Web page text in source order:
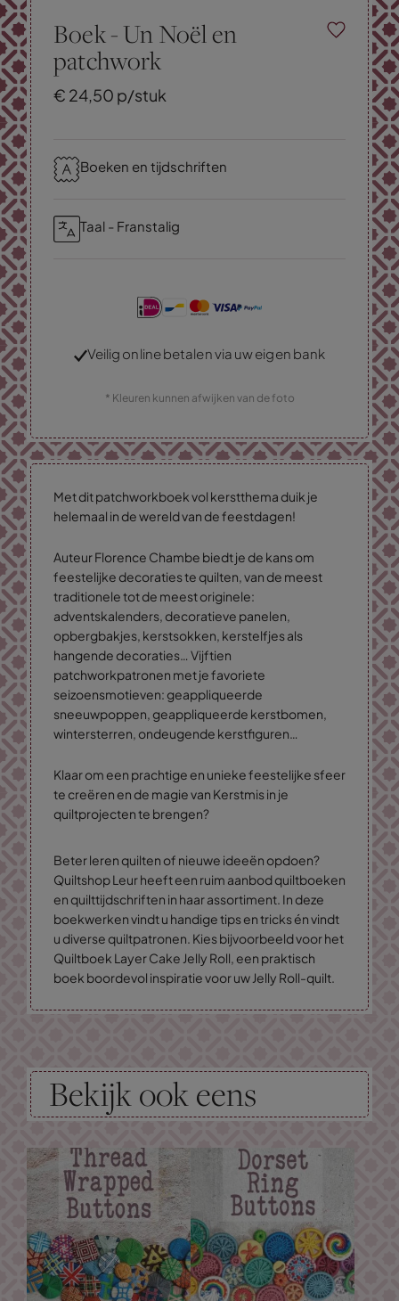
Boek - Un Noël en
patchwork
€ 24,50 p/stuk
Boeken en tijdschriften
Taal - Franstalig
Veilig online betalen via uw eigen bank
* Kleuren kunnen afwijken van de foto
Met dit patchworkboek vol kerstthema duik je
helemaal in de wereld van de feestdagen!
Auteur Florence Chambe biedt je de kans om
feestelijke decoraties te quilten, van de meest
traditionele tot de meest originele:
adventskalenders, decoratieve panelen,
opbergbakjes, kerstsokken, kerstelfjes als
hangende decoraties… Vijftien
patchworkpatronen met je favoriete
seizoensmotieven: geappliqueerde
sneeuwpoppen, geappliqueerde kerstbomen,
wintersterren, ondeugende kerstfiguren…
Klaar om een ​​prachtige en unieke feestelijke sfeer
te creëren en de magie van Kerstmis in je
quiltprojecten te brengen?
Beter leren quilten of nieuwe ideeën opdoen?
Quiltshop Leur heeft een ruim aanbod quiltboeken
en quilttijdschriften in haar assortiment. In deze
boekwerken vindt u handige tips en tricks én vindt
u diverse quiltpatronen. Kies bijvoorbeeld voor het
Quiltboek Layer Cake Jelly Roll, een praktisch
boek boordevol inspiratie voor uw Jelly Roll-quilt.
Bekijk ook eens